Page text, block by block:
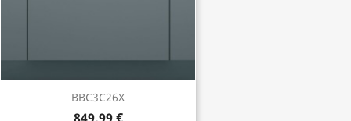
BBC3C26X